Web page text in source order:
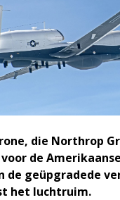
die Northrop
de
de geüpgradede
het luchtruim.